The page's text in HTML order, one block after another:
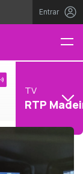
Entrar
TV
RTP